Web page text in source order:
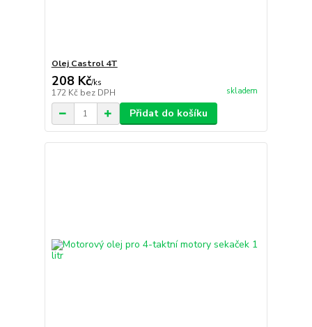
Olej Castrol 4T
208 Kč/ks
172 Kč bez DPH skladem
Přidat do košíku